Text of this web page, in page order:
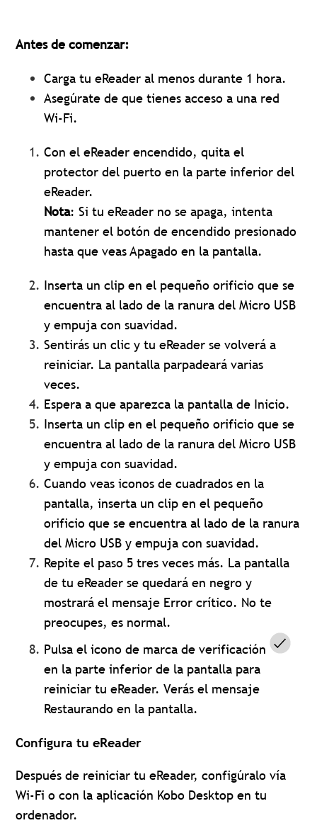
Antes de comenzar:
Carga tu eReader al menos durante 1 hora.
Asegúrate de que tienes acceso a una red
Wi-Fi.
Con el eReader encendido, quita el
protector del puerto en la parte inferior del
eReader.
Nota: Si tu eReader no se apaga, intenta
mantener el botón de encendido presionado
hasta que veas Apagado en la pantalla.
Inserta un clip en el pequeño orificio que se
encuentra al lado de la ranura del Micro USB
y empuja con suavidad.
Sentirás un clic y tu eReader se volverá a
reiniciar. La pantalla parpadeará varias
veces.
Espera a que aparezca la pantalla de Inicio.
Inserta un clip en el pequeño orificio que se
encuentra al lado de la ranura del Micro USB
y empuja con suavidad.
Cuando veas iconos de cuadrados en la
pantalla, inserta un clip en el pequeño
orificio que se encuentra al lado de la ranura
del Micro USB y empuja con suavidad.
Repite el paso 5 tres veces más. La pantalla
de tu eReader se quedará en negro y
mostrará el mensaje Error crítico. No te
preocupes, es normal.
Pulsa el icono de marca de verificación
en la parte inferior de la pantalla para
reiniciar tu eReader.Verás el mensaje
Restaurando en la pantalla.
Configura tu eReader
Después de reiniciar tu eReader, configúralo vía
Wi-Fi o con la aplicación Kobo Desktop en tu
ordenador.